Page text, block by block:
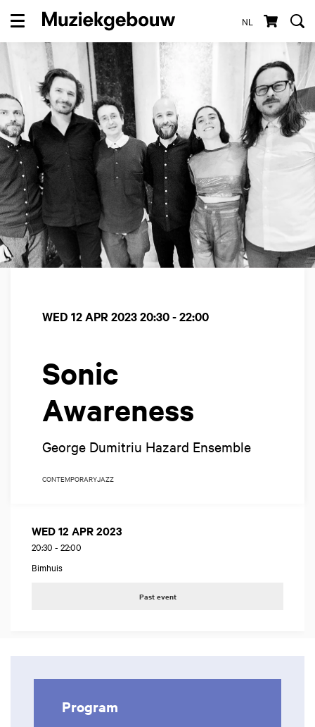
NL
Menu
Sonic
Awareness
George Dumitriu Hazard Ensemble
WED 12 APR 202320:30 - 22:00
CONTEMPORARYJAZZ
WED 12 APR 2023
20:30 - 22:00
Bimhuis
Past event
Program